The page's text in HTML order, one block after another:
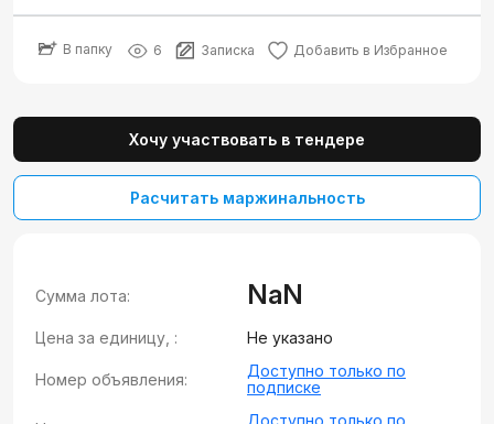
В папку 6 Записка Добавить в Избранное
Хочу участвовать в тендере
Расчитать маржинальность
Сумма лота: NaN
Цена за единицу, : Не указано
Номер объявления:
Доступно только по
подписке
Доступно только по